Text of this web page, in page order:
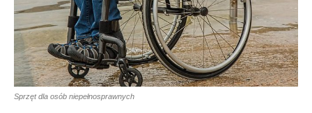
Sprzęt dla osób niepełnosprawnych